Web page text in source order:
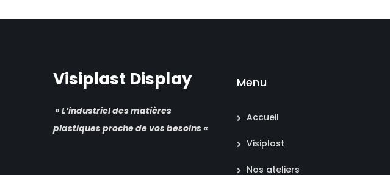
Visiplast Display
» L’industriel des matières
plastiques proche de vos besoins «
Menu
Accueil
Visiplast
Nos ateliers